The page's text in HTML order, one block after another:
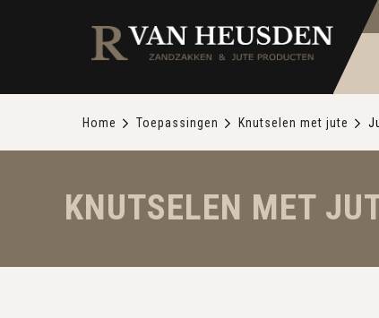
Home Toepassingen Knutselen met jute
KNUTSELEN MET